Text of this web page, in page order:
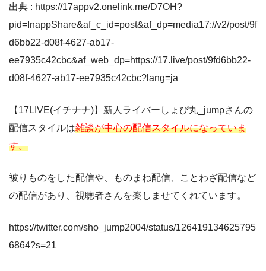
出典 : https://17appv2.onelink.me/D7OH?
pid=InappShare&af_c_id=post&af_dp=media17://v2/post/9f
d6bb22-d08f-4627-ab17-
ee7935c42cbc&af_web_dp=https://17.live/post/9fd6bb22-
d08f-4627-ab17-ee7935c42cbc?lang=ja
【17LIVE(イチナナ)】新人ライバーしょぴ丸_jumpさんの
配信スタイルは雑談が中心の配信スタイルになっていま
す。
被りものをした配信や、ものまね配信、ことわざ配信など
の配信があり、視聴者さんを楽しませてくれています。
https://twitter.com/sho_jump2004/status/126419134625795
6864?s=21